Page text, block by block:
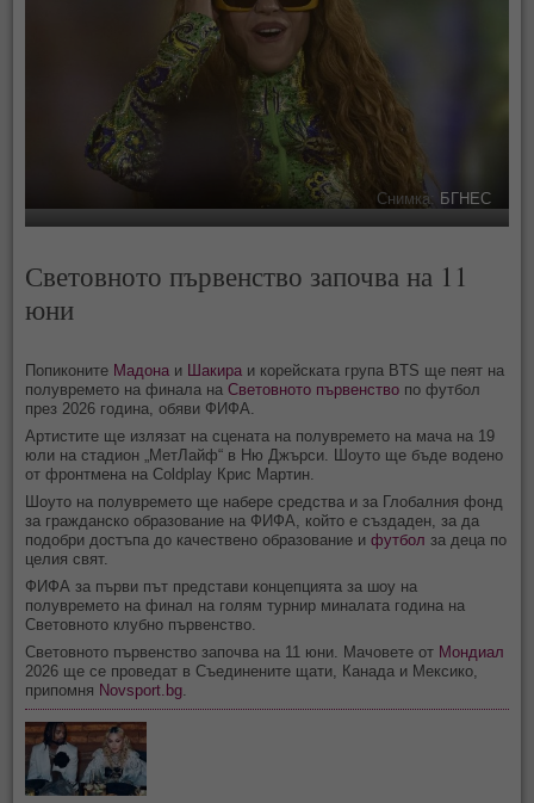
Снимка: БГНЕС
Световното първенство започва на 11
юни
Попиконите Мадона и Шакира и корейската група BTS ще пеят на
полувремето на финала наСветовното първенство по футбол
през 2026 година, обяви ФИФА.
Артистите ще излязат на сцената на полувремето на мача на 19
юли на стадион „МетЛайф“ в Ню Джърси. Шоуто ще бъде водено
от фронтмена на Coldplay Крис Мартин.
Шоуто на полувремето ще набере средства и за Глобалния фонд
за гражданско образование на ФИФА, който е създаден, за да
подобри достъпа до качествено образование ифутбол за деца по
целия свят.
ФИФА за първи път представи концепцията за шоу на
полувремето на финал на голям турнир миналата година на
Световното клубно първенство.
Световното първенство започва на 11 юни. Мачовете от Мондиал
2026 ще се проведат в Съединените щати, Канада и Мексико,
припомня Novsport.bg